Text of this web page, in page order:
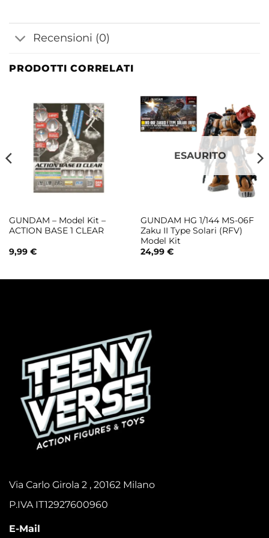
Recensioni (0)
PRODOTTI CORRELATI
GUNDAM – Model Kit –
ACTION BASE 1 CLEAR
9,99 €
ESAURITO
GUNDAM HG 1/144 MS-06F
Zaku II Type Solari (RFV)
Model Kit
24,99 €
Via Carlo Girola 2 , 20162 Milano
P.IVA IT12927600960
E-Mail